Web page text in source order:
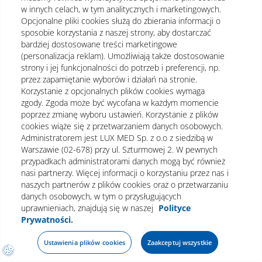
stomatologa w Gdańsku
Ile kosztuje wizyta u stomatologa w
Gdańsku?
Ostateczna cena zależy od zakresu wykonanej diagnostyki
oraz konieczności wdrożenia leczenia. Pacjenci posiadający
pakiety medyczne LUX MED mogą korzystać ze zniżek w
zależności od rodzaju posiadanego abonamentu.
Czy do stomatologa potrzebuję
skierowania?
Nie, skierowanie nie jest wymagane. Dotyczy to zarówno
wizyt prywatnych, jak i tych realizowanych w ramach
Narodowego Funduszu Zdrowia.
Jak przygotować się do wizyty u
w innych celach, w tym analitycznych i marketingowych.
Opcjonalne pliki cookies służą do zbierania informacji o
sposobie korzystania z naszej strony, aby dostarczać
bardziej dostosowane treści marketingowe
(personalizacja reklam). Umożliwiają także dostosowanie
strony i jej funkcjonalności do potrzeb i preferencji, np.
przez zapamiętanie wyborów i działań na stronie.
Korzystanie z opcjonalnych plików cookies wymaga
zgody. Zgoda może być wycofana w każdym momencie
poprzez zmianę wyboru ustawień. Korzystanie z plików
cookies wiąże się z przetwarzaniem danych osobowych.
Administratorem jest LUX MED Sp. z o.o z siedzibą w
Warszawie (02-678) przy ul. Szturmowej 2. W pewnych
przypadkach administratorami danych mogą być również
nasi partnerzy. Więcej informacji o korzystaniu przez nas i
naszych partnerów z plików cookies oraz o przetwarzaniu
danych osobowych, w tym o przysługujących
uprawnieniach, znajdują się w naszej Polityce
Prywatności.
Ustawienia plików cookies Zaakceptuj wszystkie